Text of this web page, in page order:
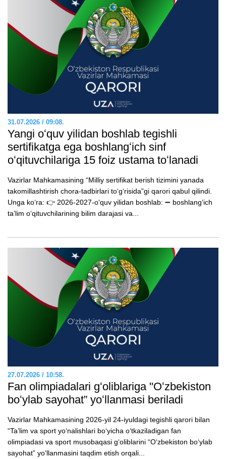
31.07.2026 / 09:08.
Yangi oʻquv yilidan boshlab tegishli
sertifikatga ega boshlangʻich sinf
oʻqituvchilariga 15 foiz ustama toʻlanadi
Vazirlar Mahkamasining “Milliy sertifikat berish tizimini yanada
takomillashtirish chora-tadbirlari toʻgʻrisida”gi qarori qabul qilindi.
Unga koʻra: 👉 2026-2027-oʻquv yilidan boshlab: ➖ boshlangʻich
taʼlim oʻqituvchilarining bilim darajasi va...
27.07.2026 / 10:58.
Fan olimpiadalari gʻoliblariga "Oʻzbekiston
boʻylab sayohat” yoʻllanmasi beriladi
Vazirlar Mahkamasining 2026-yil 24-iyuldagi tegishli qarori bilan
“Taʼlim va sport yoʻnalishlari boʻyicha oʻtkaziladigan fan
olimpiadasi va sport musobaqasi gʻoliblarini “Oʻzbekiston boʻylab
sayohat” yoʻllanmasini taqdim etish orqali...